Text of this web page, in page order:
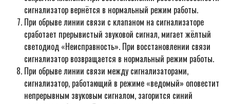
сигнализатор вернётся в нормальный режим работы.
При обрыве линии связи с клапаном на сигнализаторе
сработает прерывистый звуковой сигнал, мигает жёлтый
светодиод «Неисправность». При восстановлении связи
сигнализатор возвращается в нормальный режим работы.
При обрыве линии связи между сигнализаторами,
сигнализатор, работающий в режиме «ведомый» оповестит
непрерывным звуковым сигналом, загорится синий